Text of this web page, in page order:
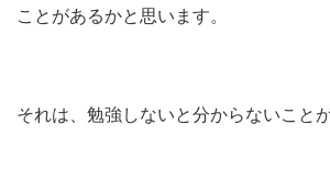
ことがあるかと思います。
それは、勉強しないと分からないこと